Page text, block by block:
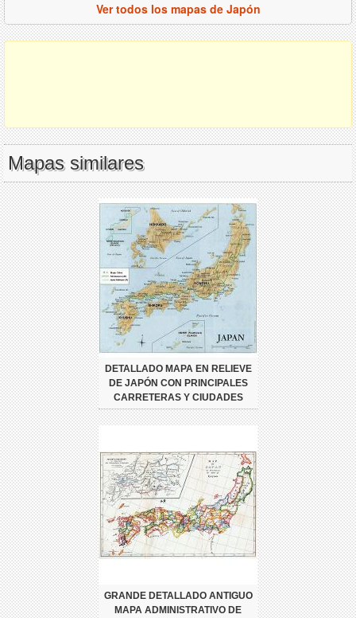
Ver todos los mapas de Japón
Mapas similares
DETALLADO MAPA EN RELIEVE
DE JAPÓN CON PRINCIPALES
CARRETERAS Y CIUDADES
GRANDE DETALLADO ANTIGUO
MAPA ADMINISTRATIVO DE